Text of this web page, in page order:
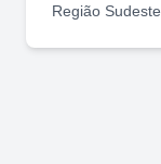
Região Sudeste